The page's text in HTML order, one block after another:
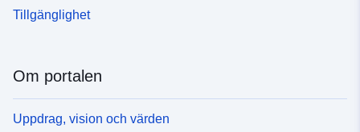
Tillgänglighet
Om portalen
Uppdrag, vision och värden